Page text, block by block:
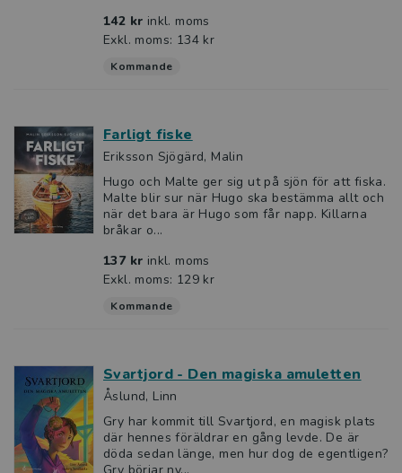
142 kr inkl. moms
Exkl. moms: 134 kr
Kommande
Farligt fiske
Eriksson Sjögärd, Malin
Hugo och Malte ger sig ut på sjön för att fiska.
Malte blir sur när Hugo ska bestämma allt och
när det bara är Hugo som får napp. Killarna
bråkar o...
137 kr inkl. moms
Exkl. moms: 129 kr
Kommande
Svartjord - Den magiska amuletten
Åslund, Linn
Gry har kommit till Svartjord, en magisk plats
där hennes föräldrar en gång levde. De är
döda sedan länge, men hur dog de egentligen?